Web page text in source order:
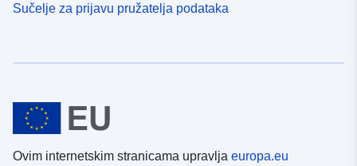
Sučelje za prijavu pružatelja podataka
Ovim internetskim stranicama upravlja europa.eu